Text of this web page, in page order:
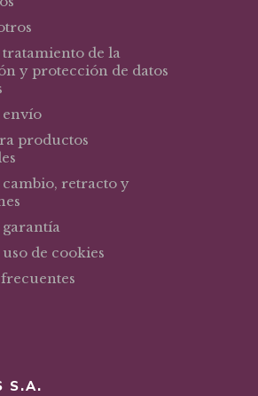
de la
y protección de datos
envío
productos
retracto y
de cookies
S.A.